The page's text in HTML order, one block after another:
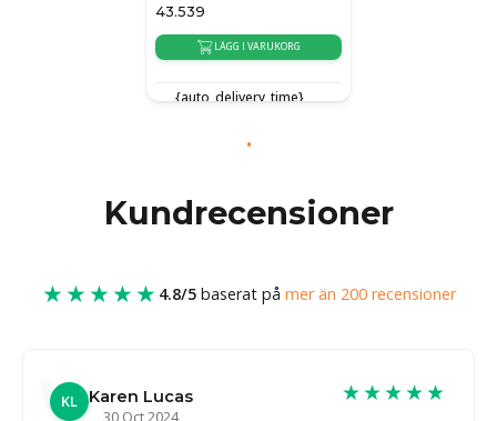
43.539
LÄGG I VARUKORG
{auto_delivery_time}
Kundrecensioner
★★★★★ 4.8/5baserat på mer än 200 recensioner
KL
Karen Lucas
30 Oct 2024
★★★★★